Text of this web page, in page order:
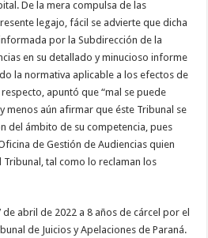
De la mera compulsa de las
legajo, fácil se advierte que dicha
por la Subdirección de la
en su detallado y minucioso informe
la normativa aplicable a los efectos de
apuntó que “mal se puede
menos aún afirmar que éste Tribunal se
del ámbito de su competencia, pues
de Gestión de Audiencias quien
tal como lo reclaman los
abril de 2022 a 8 años de cárcel por el
de Juicios y Apelaciones de Paraná.